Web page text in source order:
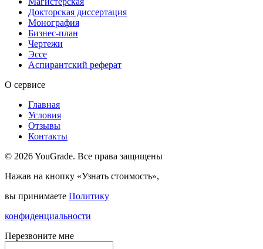
Докторская диссертация
Монография
Бизнес-план
Чертежи
Эссе
Аспирантский реферат
О сервисе
Главная
Условия
Отзывы
Контакты
© 2026 YouGrade. Все права защищены
Нажав на кнопку «Узнать стоимость»,
вы принимаете Политику
конфиденциальности
Перезвоните мне